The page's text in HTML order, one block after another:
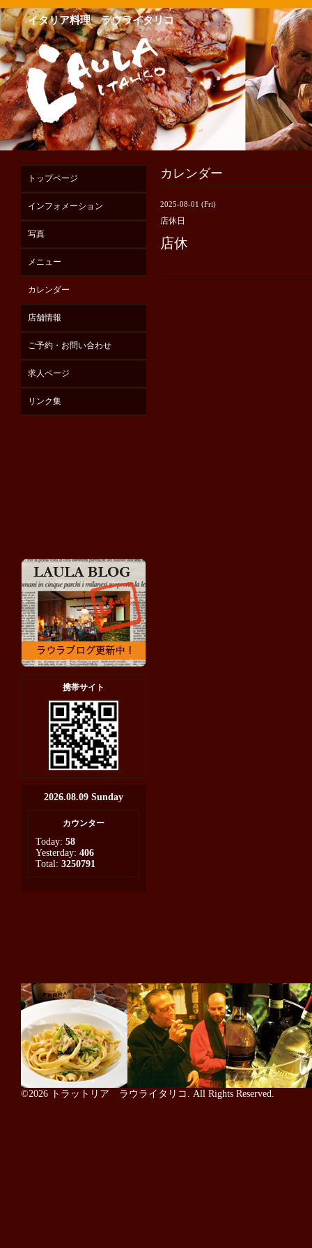
イタリア料理 ラウライタリコ
カレンダー
2025-08-01 (Fri)
店休日
店休
トップページ
インフォメーション
写真
メニュー
カレンダー
店舗情報
ご予約・お問い合わせ
求人ページ
リンク集
携帯サイト
2026.08.09 Sunday
カウンター
Today: 58
Yesterday: 406
Total: 3250791
©2026 トラットリア ラウライタリコ . All Rights Reserved.